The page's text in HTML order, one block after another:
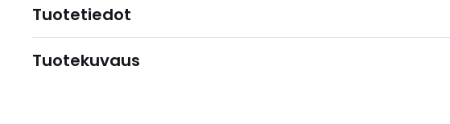
Tuotetiedot
Tuotekuvaus